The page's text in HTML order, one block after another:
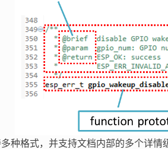
种格式，并支持文档内部的多个详